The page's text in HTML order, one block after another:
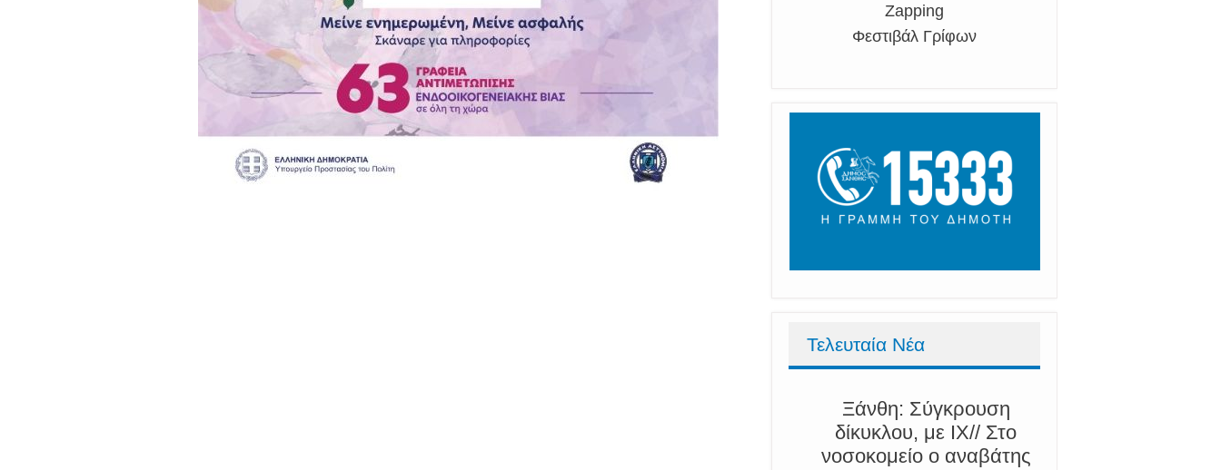
Zapping
Φεστιβάλ Γρίφων
Τελευταία Νέα
Ξάνθη: Σύγκρουση
δίκυκλου, με ΙΧ// Στο
νοσοκομείο ο αναβάτης